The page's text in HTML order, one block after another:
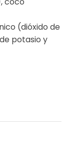
(dióxido de
potasio y